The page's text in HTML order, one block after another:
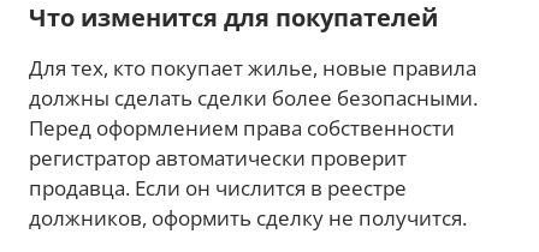
Что изменится для покупателей
Для тех, кто покупает жилье, новые правила
должны сделать сделки более безопасными.
Перед оформлением права собственности
регистратор автоматически проверит
продавца. Если он числится в реестре
должников, оформить сделку не получится.